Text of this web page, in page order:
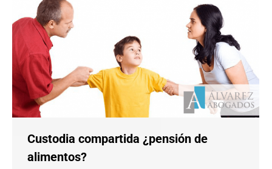
Custodia compartida ¿pensión de
alimentos?